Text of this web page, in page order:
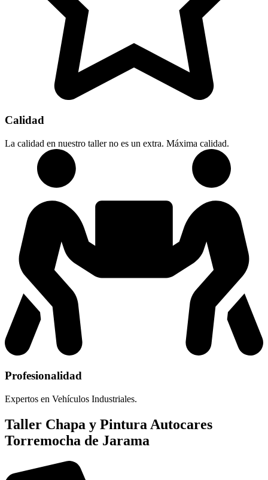
Calidad
La calidad en nuestro taller no es un extra. Máxima calidad.
Profesionalidad
Expertos en Vehículos Industriales.
Taller Chapa y Pintura Autocares
Torremocha de Jarama